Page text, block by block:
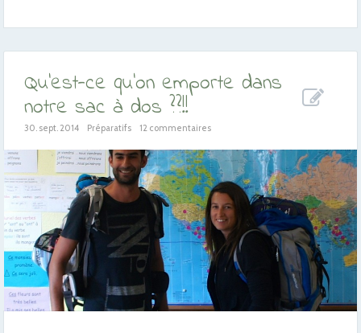
Qu’est-ce qu’on emporte dans
notre sac à dos ??!!
30. sept. 2014 Préparatifs 12 commentaires